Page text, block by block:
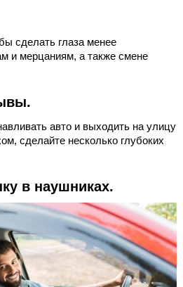
сделать глаза менее
и мерцаниям, а также смене
авто и выходить на улицу
сделайте несколько глубоких
в наушниках.